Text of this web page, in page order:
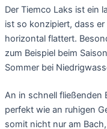
Der Tiemco Laks ist ein
ist so konzipiert, dass
horizontal flattert.
zum Beispiel beim
Sommer bei
An in schnell fließenden
perfekt wie an ruhigen
somit nicht nur am